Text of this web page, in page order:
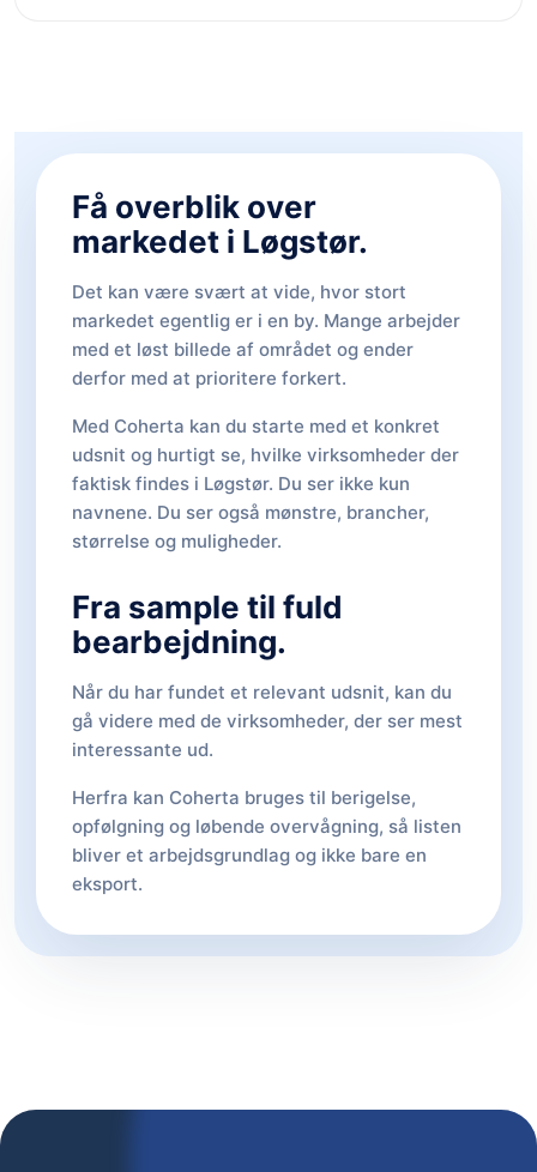
Få overblik over
markedet i Løgstør.
Det kan være svært at vide, hvor stort
markedet egentlig er i en by. Mange arbejder
med et løst billede af området og ender
derfor med at prioritere forkert.
Med Coherta kan du starte med et konkret
udsnit og hurtigt se, hvilke virksomheder der
faktisk findes i Løgstør. Du ser ikke kun
navnene. Du ser også mønstre, brancher,
størrelse og muligheder.
Fra sample til fuld
bearbejdning.
Når du har fundet et relevant udsnit, kan du
gå videre med de virksomheder, der ser mest
interessante ud.
Herfra kan Coherta bruges til berigelse,
opfølgning og løbende overvågning, så listen
bliver et arbejdsgrundlag og ikke bare en
eksport.